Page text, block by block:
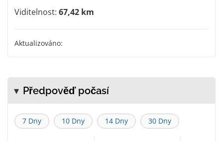
Viditelnost: 67,42 km
Aktualizováno:
Předpověď počasí
7 Dny 10 Dny 14 Dny 30 Dny